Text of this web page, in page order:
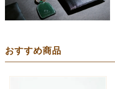
おすすめ商品